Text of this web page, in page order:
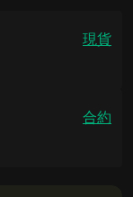
現貨
合約